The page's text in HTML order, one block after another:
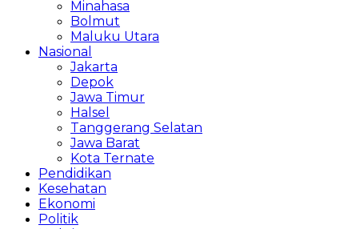
Minahasa
Bolmut
Maluku Utara
Nasional
Jakarta
Depok
Jawa Timur
Halsel
Tanggerang Selatan
Jawa Barat
Kota Ternate
Pendidikan
Kesehatan
Ekonomi
Politik